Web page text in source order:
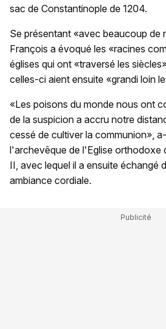
sac de Constantinople de 1204.
Se présentant «avec beaucoup de
François a évoqué les «racines
églises qui ont «traversé les
celles-ci aient ensuite «grandi loin
«Les poisons du monde nous ont
de la suspicion a accru notre
cessé de cultiver la communion»,
l'archevêque de l'Eglise orthodoxe
II, avec lequel il a ensuite échangé
ambiance cordiale.